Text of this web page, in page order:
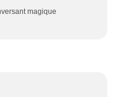
magique